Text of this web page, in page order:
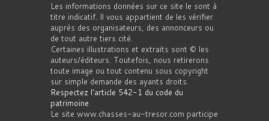
Les informations données sur ce site le sont à
titre indicatif. Il vous appartient de les vérifier
auprès des organisateurs, des annonceurs ou
de tout autre tiers cité.
Certaines illustrations et extraits sont © les
auteurs/éditeurs. Toutefois, nous retirerons
toute image ou tout contenu sous copyright
sur simple demande des ayants droits.
Respectez l'article 542-1 du code du
patrimoine.
Le site www.chasses-au-tresor.com participe